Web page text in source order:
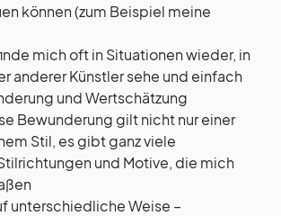
können (zum Beispiel meine
mich oft in Situationen wieder, in
anderer Künstler sehe und einfach
und Wertschätzung
Bewunderung gilt nicht nur einer
Stil, es gibt ganz viele
und Motive, die mich
unterschiedliche Weise –